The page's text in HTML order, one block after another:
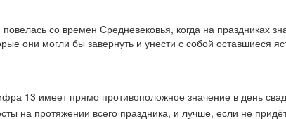
со времен Средневековья, когда на праздниках
они могли бы завернуть и унести с собой оставшиеся
13 имеет прямо противоположное значение в день
на протяжении всего праздника, и лучше, если не